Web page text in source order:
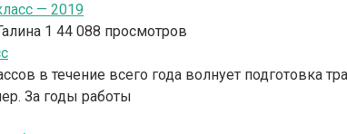
— 2019
1 44 088 просмотров
в течение всего года волнует
За годы работы